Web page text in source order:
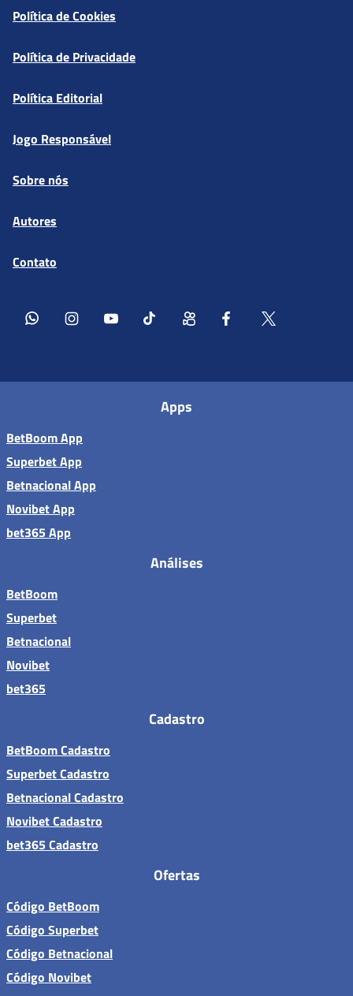
Política de Cookies
Política de Privacidade
Política Editorial
Jogo Responsável
Sobre nós
Autores
Contato
Apps
BetBoom App
Superbet App
Betnacional App
Novibet App
bet365 App
Análises
BetBoom
Superbet
Betnacional
Novibet
bet365
Cadastro
BetBoom Cadastro
Superbet Cadastro
Betnacional Cadastro
Novibet Cadastro
bet365 Cadastro
Ofertas
Código BetBoom
Código Superbet
Código Betnacional
Código Novibet